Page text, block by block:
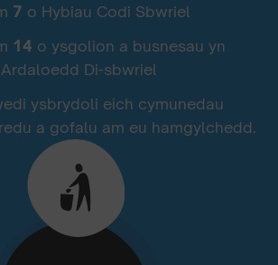
7 o Hybiau Codi Sbwriel
14 o ysgolion a busnesau yn
Di-sbwriel
ysbrydoli eich cymunedau
a gofalu am eu hamgylchedd.